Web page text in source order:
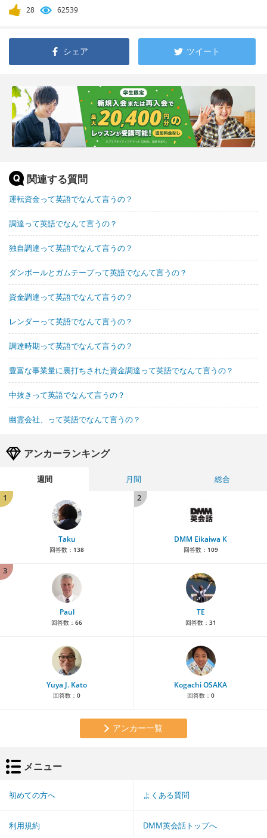
28 62539
シェア ツイート
関連する質問
運転資金って英語でなんて言うの？
調達って英語でなんて言うの？
独自調達って英語でなんて言うの？
ダンボールとガムテープって英語でなんて言うの？
資金調達って英語でなんて言うの？
レンダーって英語でなんて言うの？
調達時期って英語でなんて言うの？
豊富な事業量に裏打ちされた資金調達って英語でなんて言うの？
中抜きって英語でなんて言うの？
幽霊会社、って英語でなんて言うの？
アンカーランキング
週間 月間
総合
1
Taku
回答数： 138
2
DMM Eikaiwa K
回答数： 109
3
Paul
回答数： 66
TE
回答数： 31
Yuya J. Kato
回答数： 0
Kogachi OSAKA
回答数： 0
アンカー一覧
メニュー
初めての方へ よくある質問
利用規約 DMM英会話トップへ